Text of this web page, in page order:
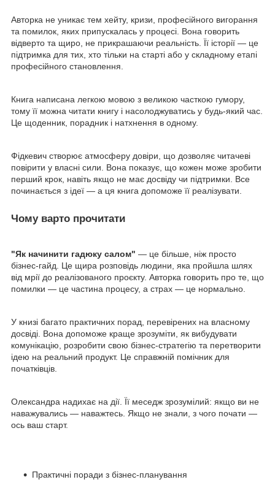
Авторка не уникає тем хейту, кризи, професійного вигорання
та помилок, яких припускалась у процесі. Вона говорить
відверто та щиро, не прикрашаючи реальність. Її історії — це
підтримка для тих, хто тільки на старті або у складному етапі
професійного становлення.
Книга написана легкою мовою з великою часткою гумору,
тому її можна читати книгу і насолоджуватись у будь-який час.
Це щоденник, порадник і натхнення в одному.
Фідкевич створює атмосферу довіри, що дозволяє читачеві
повірити у власні сили. Вона показує, що кожен може зробити
перший крок, навіть якщо не має досвіду чи підтримки. Все
починається з ідеї — а ця книга допоможе її реалізувати.
Чому варто прочитати
"Як начинити гадюку салом" — це більше, ніж просто
бізнес-гайд. Це щира розповідь людини, яка пройшла шлях
від мрії до реалізованого проєкту. Авторка говорить про те, що
помилки — це частина процесу, а страх — це нормально.
У книзі багато практичних порад, перевірених на власному
досвіді. Вона допоможе краще зрозуміти, як вибудувати
комунікацію, розробити свою бізнес-стратегію та перетворити
ідею на реальний продукт. Це справжній помічник для
початківців.
Олександра надихає на дії. Її меседж зрозумілий: якщо ви не
наважувались — наважтесь. Якщо не знали, з чого почати —
ось ваш старт.
Практичні поради з бізнес-планування